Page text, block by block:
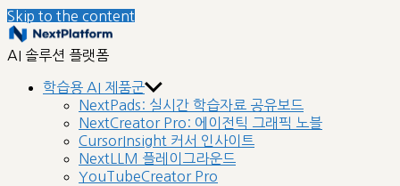
Skip to the content
AI 솔루션 플랫폼
학습용 AI 제품군
NextPads: 실시간 학습자료 공유보드
NextCreator Pro: 에이전틱 그래픽 노블
CursorInsight 커서 인사이트
NextLLM 플레이그라운드
YouTubeCreator Pro